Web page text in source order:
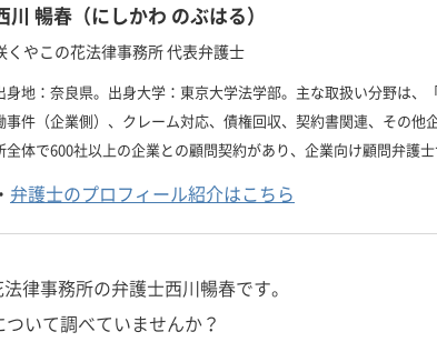
川 暢春（にしかわ のぶはる）
くやこの花法律事務所 代表弁護士
身地：奈良県。出身大学：東京大学法学部。主な取扱い分野は、
事件（企業側）、クレーム対応、債権回収、契約書関連、その他
全体で600社以上の企業との顧問契約があり、企業向け顧問弁護士
・ 弁護士のプロフィール紹介はこちら
律事務所の弁護士西川暢春です。
いて調べていませんか？